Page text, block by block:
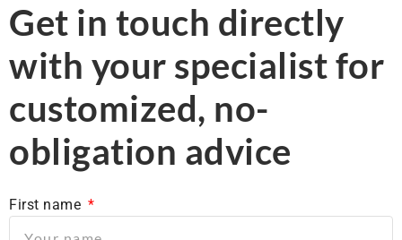
Get in touch directly
with your specialist for
customized, no-
obligation advice
First name